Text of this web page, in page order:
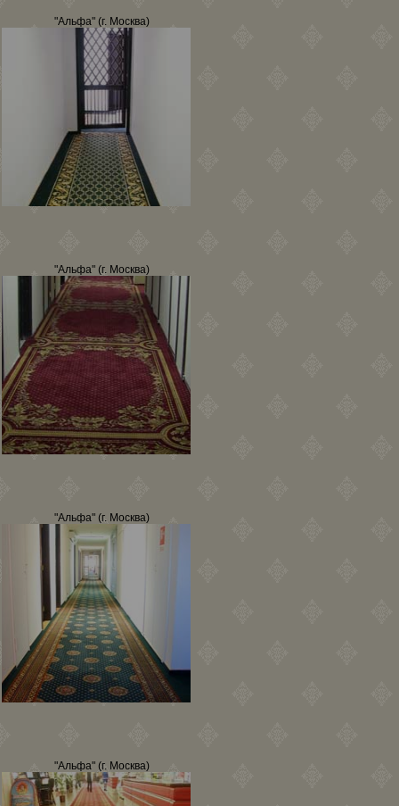
"Альфа" (г. Москва)
"Альфа" (г. Москва)
"Альфа" (г. Москва)
"Альфа" (г. Москва)